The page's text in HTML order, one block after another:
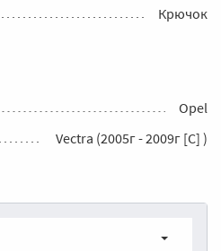
Крючок
Opel
Vectra (2005г - 2009г [C] )